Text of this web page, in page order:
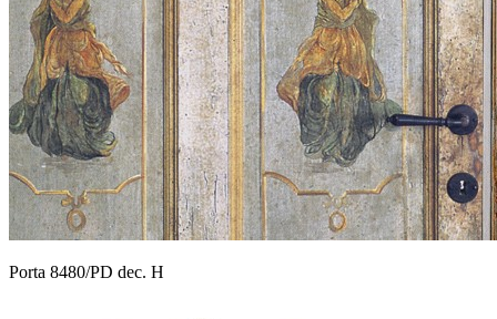
Porta 8480/PD dec. H